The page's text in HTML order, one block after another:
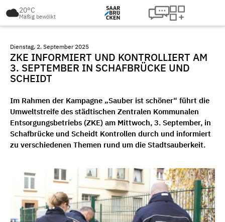
20°C
Mäßig bewölkt
Dienstag, 2. September 2025
ZKE INFORMIERT UND KONTROLLIERT AM
3. SEPTEMBER IN SCHAFBRÜCKE UND
SCHEIDT
Im Rahmen der Kampagne „Sauber ist schöner“ führt die
Umweltstreife des städtischen Zentralen Kommunalen
Entsorgungsbetriebs (ZKE) am Mittwoch, 3. September, in
Schafbrücke und Scheidt Kontrollen durch und informiert
zu verschiedenen Themen rund um die Stadtsauberkeit.